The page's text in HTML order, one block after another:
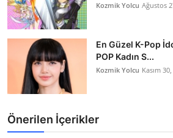
Kozmik Yolcu Ağustos
En Güzel K-Pop
POP Kadın S...
Kozmik Yolcu Kasım
Önerilen İçerikler